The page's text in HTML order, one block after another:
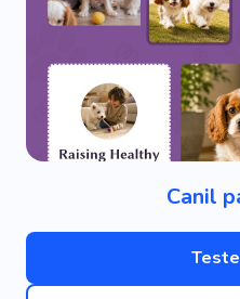
Canil